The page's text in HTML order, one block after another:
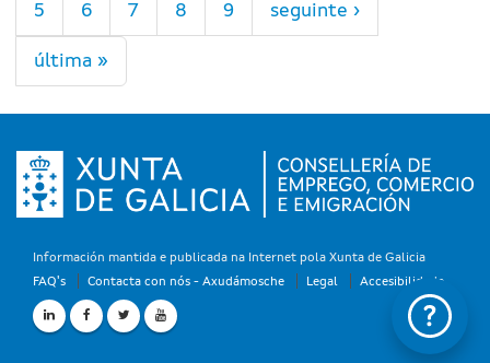
5 6 7 8 9 seguinte ›
última »
Información mantida e publicada na Internet pola Xunta de Galicia
FAQ's
Contacta con nós - Axudámosche Legal Accesibilidade